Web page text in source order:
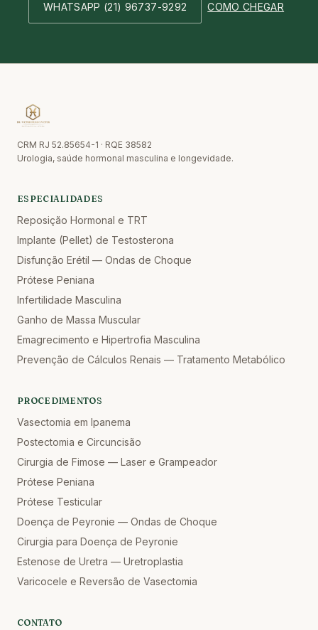
WHATSAPP (21) 96737-9292 COMO CHEGAR
CRM RJ 52.85654-1 · RQE 38582
Urologia, saúde hormonal masculina e longevidade.
ESPECIALIDADES
Reposição Hormonal e TRT
Implante (Pellet) de Testosterona
Disfunção Erétil — Ondas de Choque
Prótese Peniana
Infertilidade Masculina
Ganho de Massa Muscular
Emagrecimento e Hipertrofia Masculina
Prevenção de Cálculos Renais — Tratamento Metabólico
PROCEDIMENTOS
Vasectomia em Ipanema
Postectomia e Circuncisão
Cirurgia de Fimose — Laser e Grampeador
Prótese Peniana
Prótese Testicular
Doença de Peyronie — Ondas de Choque
Cirurgia para Doença de Peyronie
Estenose de Uretra — Uretroplastia
Varicocele e Reversão de Vasectomia
CONTATO